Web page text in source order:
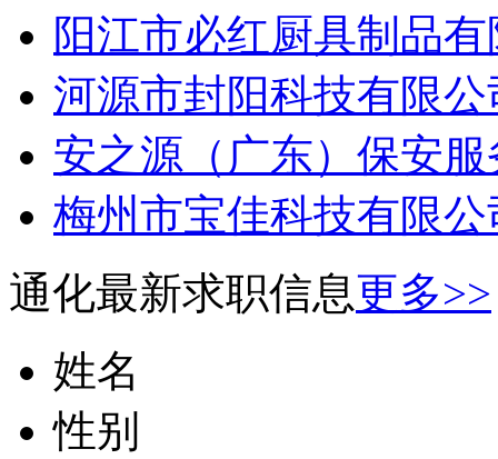
阳江市必红厨具制品
河源市封阳科技有限
安之源（广东）保安
梅州市宝佳科技有限
通化最新求职信息更多>>
姓名
性别